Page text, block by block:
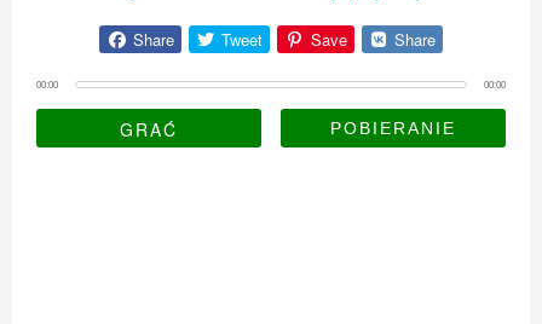
Share Tweet Save Share
00:00 00:00
GRAĆ